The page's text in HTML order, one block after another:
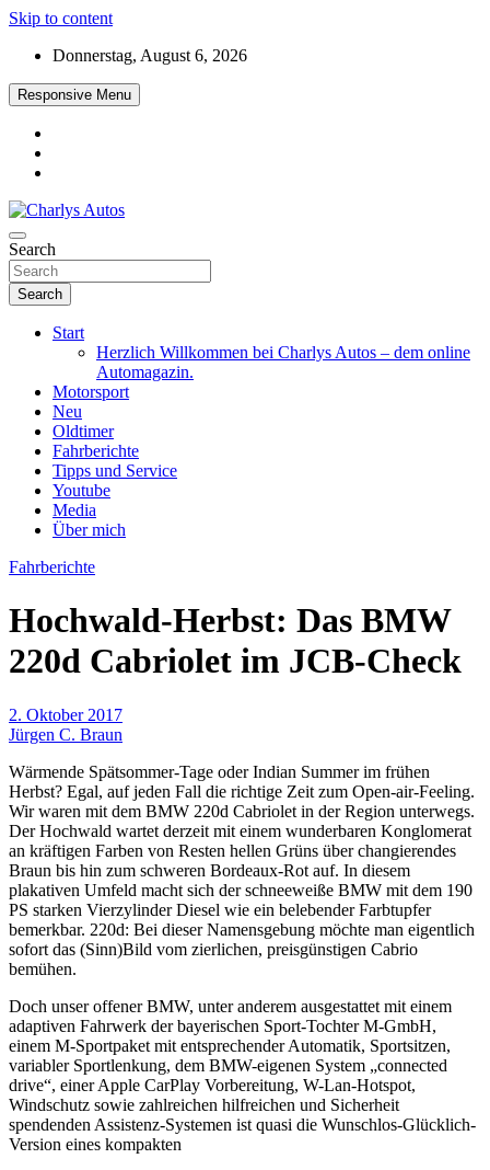
Skip to content
Donnerstag, August 6, 2026
Responsive Menu
Charlys Autos
Das neue Automagazin – global. regional. informativ. interaktiv
Search
Search
Start
Herzlich Willkommen bei Charlys Autos – dem online
Automagazin.
Motorsport
Neu
Oldtimer
Fahrberichte
Tipps und Service
Youtube
Media
Über mich
Fahrberichte
Hochwald-Herbst: Das BMW
220d Cabriolet im JCB-Check
2. Oktober 2017
Jürgen C. Braun
Wärmende Spätsommer-Tage oder Indian Summer im frühen
Herbst? Egal, auf jeden Fall die richtige Zeit zum Open-air-Feeling.
Wir waren mit dem BMW 220d Cabriolet in der Region unterwegs.
Der Hochwald wartet derzeit mit einem wunderbaren Konglomerat
an kräftigen Farben von Resten hellen Grüns über changierendes
Braun bis hin zum schweren Bordeaux-Rot auf. In diesem
plakativen Umfeld macht sich der schneeweiße BMW mit dem 190
PS starken Vierzylinder Diesel wie ein belebender Farbtupfer
bemerkbar. 220d: Bei dieser Namensgebung möchte man eigentlich
sofort das (Sinn)Bild vom zierlichen, preisgünstigen Cabrio
bemühen.
Doch unser offener BMW, unter anderem ausgestattet mit einem
adaptiven Fahrwerk der bayerischen Sport-Tochter M-GmbH,
einem M-Sportpaket mit entsprechender Automatik, Sportsitzen,
variabler Sportlenkung, dem BMW-eigenen System „connected
drive“, einer Apple CarPlay Vorbereitung, W-Lan-Hotspot,
Windschutz sowie zahlreichen hilfreichen und Sicherheit
spendenden Assistenz-Systemen ist quasi die Wunschlos-Glücklich-
Version eines kompakten